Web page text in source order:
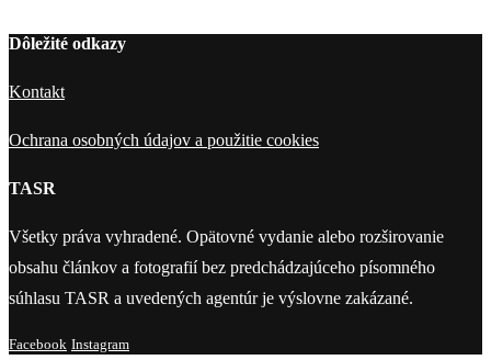
Dôležité odkazy
Kontakt
Ochrana osobných údajov a použitie cookies
TASR
Všetky práva vyhradené. Opätovné vydanie alebo rozširovanie
obsahu článkov a fotografií bez predchádzajúceho písomného
súhlasu TASR a uvedených agentúr je výslovne zakázané.
Facebook Instagram